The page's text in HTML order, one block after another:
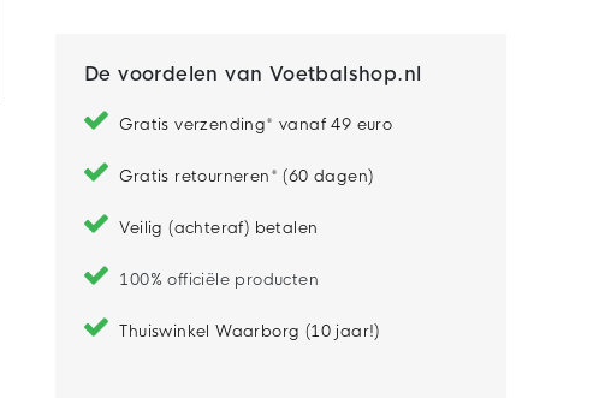
De voordelen van Voetbalshop.nl
Gratis verzending* vanaf 49 euro
Gratis retourneren* (60 dagen)
Veilig (achteraf) betalen
100% officiële producten
Thuiswinkel Waarborg (10 jaar!)